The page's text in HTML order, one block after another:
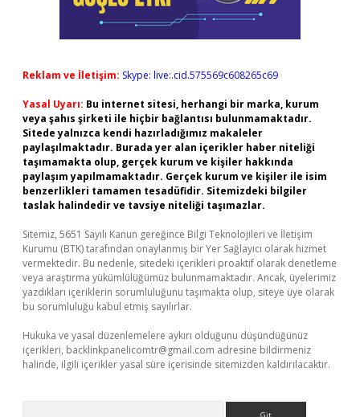
Reklam ve İletişim: Skype: live:.cid.575569c608265c69
Yasal Uyarı: Bu internet sitesi, herhangi bir marka, kurum
veya şahıs şirketi ile hiçbir bağlantısı bulunmamaktadır.
Sitede yalnızca kendi hazırladığımız makaleler
paylaşılmaktadır. Burada yer alan içerikler haber niteliği
taşımamakta olup, gerçek kurum ve kişiler hakkında
paylaşım yapılmamaktadır. Gerçek kurum ve kişiler ile isim
benzerlikleri tamamen tesadüfidir. Sitemizdeki bilgiler
taslak halindedir ve tavsiye niteliği taşımazlar.
Sitemiz, 5651 Sayılı Kanun gereğince Bilgi Teknolojileri ve İletişim
Kurumu (BTK) tarafından onaylanmış bir Yer Sağlayıcı olarak hizmet
vermektedir. Bu nedenle, sitedeki içerikleri proaktif olarak denetleme
veya araştırma yükümlülüğümüz bulunmamaktadır. Ancak, üyelerimiz
yazdıkları içeriklerin sorumluluğunu taşımakta olup, siteye üye olarak
bu sorumluluğu kabul etmiş sayılırlar.
Hukuka ve yasal düzenlemelere aykırı olduğunu düşündüğünüz
içerikleri, backlinkpanelicomtr@gmail.com adresine bildirmeniz
halinde, ilgili içerikler yasal süre içerisinde sitemizden kaldırılacaktır.